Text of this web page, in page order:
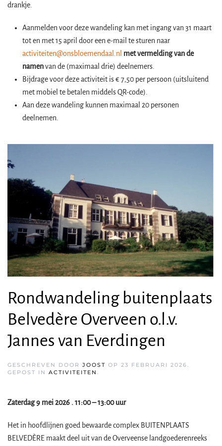
drankje.
Aanmelden voor deze wandeling kan met ingang van 31 maart
tot en met 15 april door een e-mail te sturen naar
activiteiten@onsbloemendaal.nl met vermelding van de
namenvan de (maximaal drie) deelnemers.
Bijdrage voor deze activiteit is € 7,50 per persoon (uitsluitend
met mobiel te betalen middels QR-code).
Aan deze wandeling kunnen maximaal 20 personen
deelnemen.
Rondwandeling buitenplaats
Belvedère Overveen o.l.v.
Jannes van Everdingen
GESCHREVEN DOOR JOOST OP 23 FEBRUARI 2026.
GEPOST IN ACTIVITEITEN .
Zaterdag 9 mei 2026 . 11:00 – 13:00 uur
Het in hoofdlijnen goed bewaarde complex BUITENPLAATS
BELVEDÈRE maakt deel uit van de Overveense landgoederenreeks